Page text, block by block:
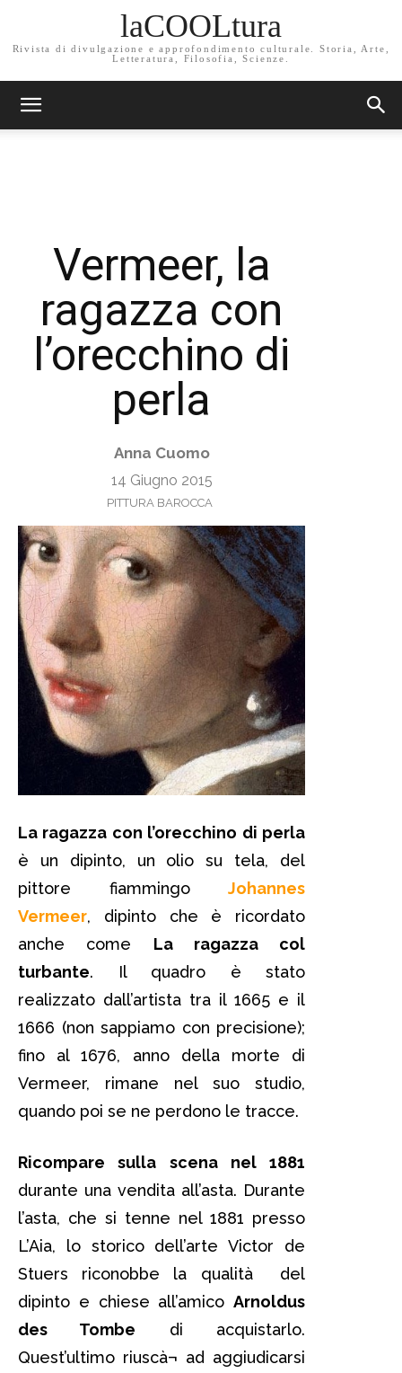
laCOOLtura
Rivista di divulgazione e approfondimento culturale. Storia, Arte,
Letteratura, Filosofia, Scienze.
Vermeer, la
ragazza con
l’orecchino di
perla
Anna Cuomo
14 Giugno 2015
PITTURA BAROCCA
La ragazza con l’orecchino di perla
è un dipinto, un olio su tela, del
pittore fiammingo
Johannes
Vermeer, dipinto che è ricordato
anche come La ragazza col
turbante. Il quadro è stato
realizzato dall’artista tra il 1665 e il
1666 (non sappiamo con precisione);
fino al 1676, anno della morte di
Vermeer, rimane nel suo studio,
quando poi se ne perdono le tracce.
Ricompare sulla scena nel 1881
durante una vendita all’asta. Durante
l’asta, che si tenne nel 1881 presso
L’Aia, lo storico dell’arte Victor de
Stuers riconobbe la qualità del
dipinto e chiese all’amico Arnoldus
des Tombe di acquistarlo.
Quest’ultimo riuscà¬ ad aggiudicarsi